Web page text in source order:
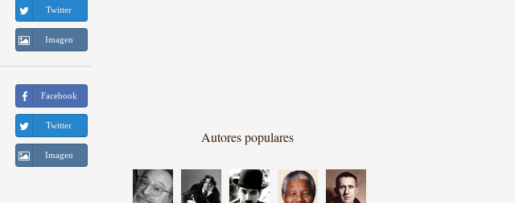
Twitter
Imagen
Facebook
Twitter
Imagen
Autores populares